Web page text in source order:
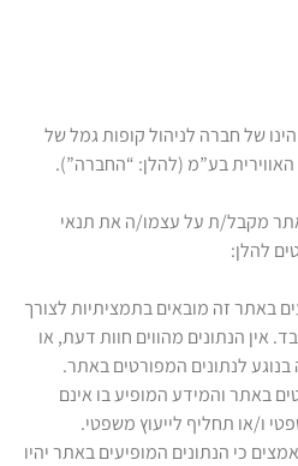
של חברה לניהול קופות גמל של
בע”מ (להלן: “החברה”).
מקבל/ת על עצמו/ה את תנאי
להלן:
באתר זה מובאים בתמציתיות לצורך
אין הנתונים מהווים חוות דעת, או
בנוגע לנתונים המפורטים באתר.
באתר והמידע המופיע בו אינם
ו/או תחליף לייעוץ משפטי.
כי הנתונים המופיעים באתר יהיו